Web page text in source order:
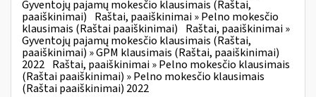
Gyventojų pajamų mokesčio klausimais (Raštai,
paaiškinimai) Raštai, paaiškinimai » Pelno mokesčio
klausimais (Raštai paaiškinimai) Raštai, paaiškinimai »
Gyventojų pajamų mokesčio klausimais (Raštai,
paaiškinimai) » GPM klausimais (Raštai, paaiškinimai)
2022 Raštai, paaiškinimai » Pelno mokesčio klausimais
(Raštai paaiškinimai) » Pelno mokesčio klausimais
(Raštai paaiškinimai) 2022